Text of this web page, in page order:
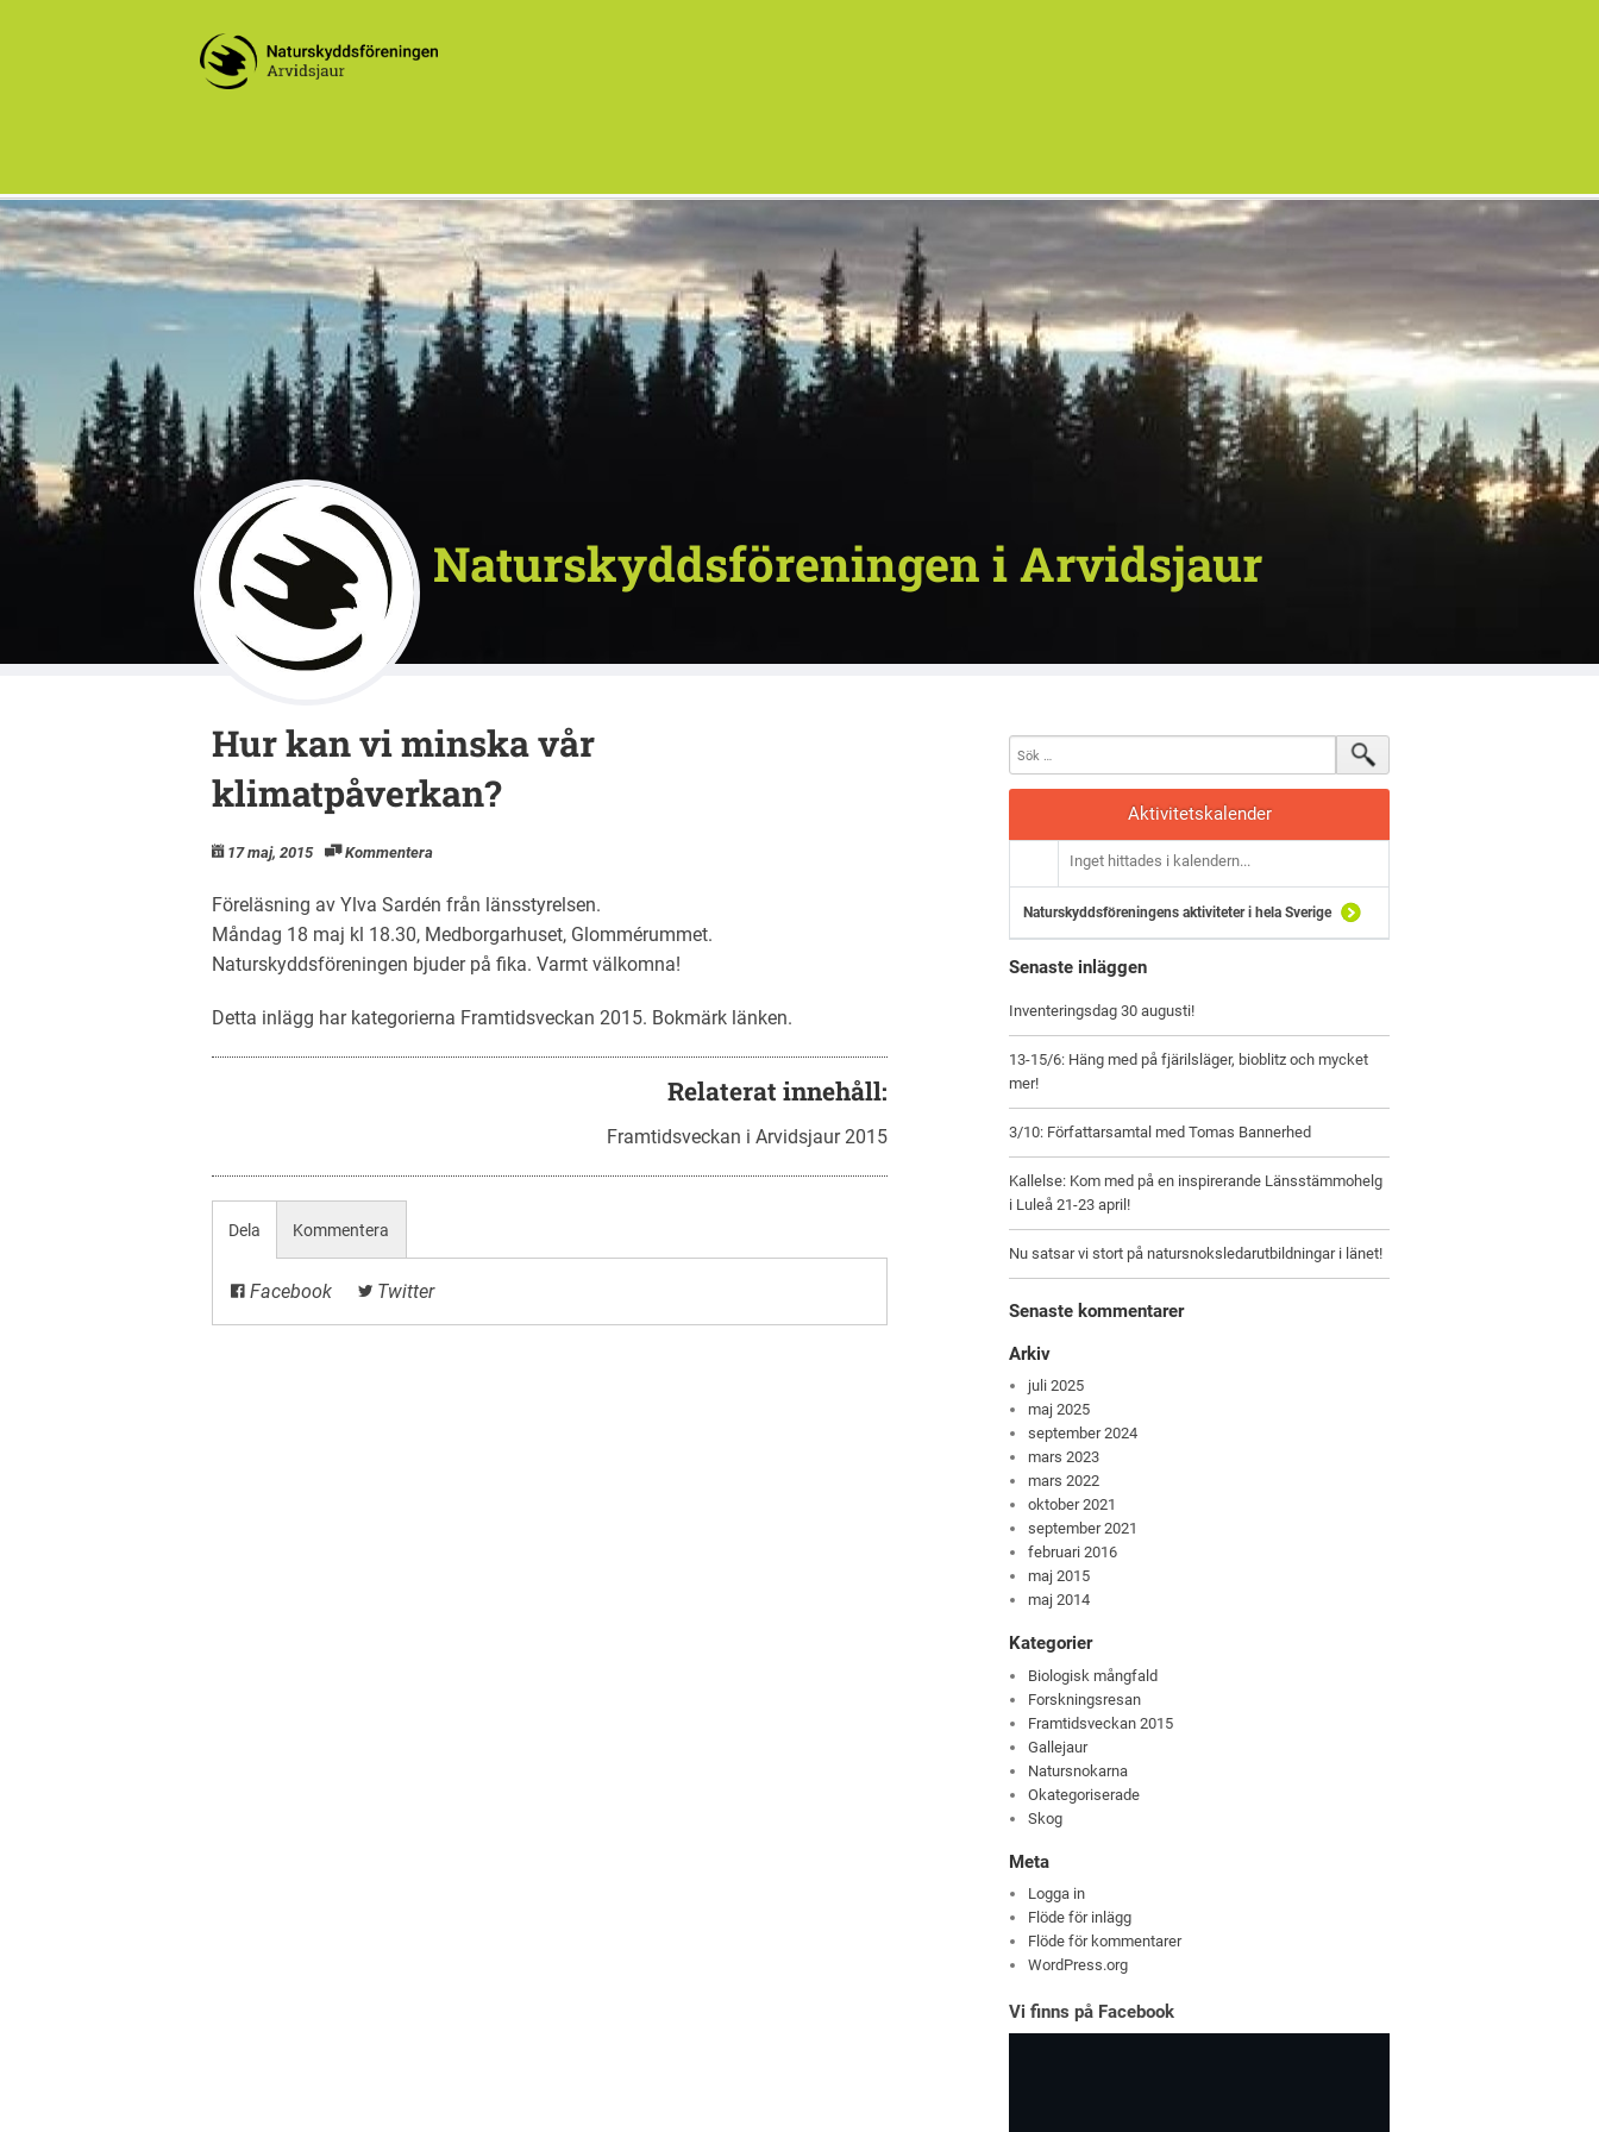
Naturskyddsföreningen i Arvidsjaur
Hur kan vi minska vår
klimatpåverkan?
17 maj, 2015 Kommentera
Föreläsning av Ylva Sardén från länsstyrelsen.
Måndag 18 maj kl 18.30, Medborgarhuset, Glommérummet.
Naturskyddsföreningen bjuder på fika. Varmt välkomna!
Detta inlägg har kategorierna Framtidsveckan 2015. Bokmärk länken.
Relaterat innehåll:
Framtidsveckan i Arvidsjaur 2015
Dela
Facebook Twitter
Kommentera
Aktivitetskalender
Inget hittades i kalendern...
Naturskyddsföreningens aktiviteter i hela Sverige
Senaste inläggen
Inventeringsdag 30 augusti!
13-15/6: Häng med på fjärilsläger, bioblitz och mycket
mer!
3/10: Författarsamtal med Tomas Bannerhed
Kallelse: Kom med på en inspirerande Länsstämmohelg
i Luleå 21-23 april!
Nu satsar vi stort på natursnoksledarutbildningar i länet!
Senaste kommentarer
Arkiv
juli 2025
maj 2025
september 2024
mars 2023
mars 2022
oktober 2021
september 2021
februari 2016
maj 2015
maj 2014
Kategorier
Biologisk mångfald
Forskningsresan
Framtidsveckan 2015
Gallejaur
Natursnokarna
Okategoriserade
Skog
Meta
Logga in
Flöde för inlägg
Flöde för kommentarer
WordPress.org
Vi finns på Facebook